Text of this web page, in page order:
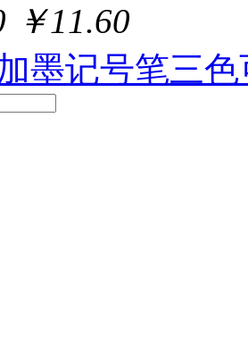
￥11.60
墨记号笔三色